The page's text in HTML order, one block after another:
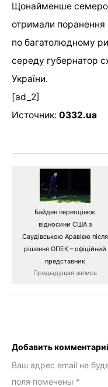
Щонайменше семеро
отримали поранення
по багатолюдному
середу губернатор
України.
[ad_2]
Источник: 0332.ua
Байден переоцінює
відносини США з
Саудівською Аравією після
рішення ОПЕК – офіційний
представник
Предыдущая запись
Добавить
Ваш адрес email не
поля помечены *